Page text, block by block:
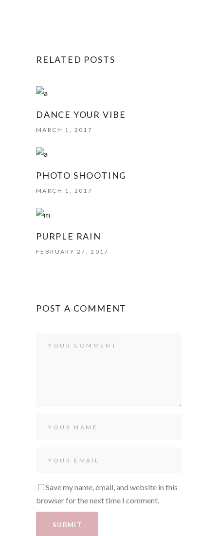
RELATED POSTS
DANCE YOUR VIBE
MARCH 1, 2017
PHOTO SHOOTING
MARCH 1, 2017
PURPLE RAIN
FEBRUARY 27, 2017
POST A COMMENT
Save my name, email, and website in this
browser for the next time I comment.